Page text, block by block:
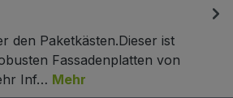
den Paketkästen.Dieser ist
Fassadenplatten von
Inf… Mehr